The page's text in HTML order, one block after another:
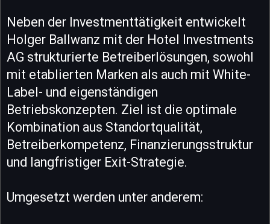
Neben der Investmenttätigkeit entwickelt
Holger Ballwanz mit der Hotel Investments
AG strukturierte Betreiberlösungen, sowohl
mit etablierten Marken als auch mit White-
Label- und eigenständigen
Betriebskonzepten. Ziel ist die optimale
Kombination aus Standortqualität,
Betreiberkompetenz, Finanzierungsstruktur
und langfristiger Exit-Strategie.
Umgesetzt werden unter anderem: